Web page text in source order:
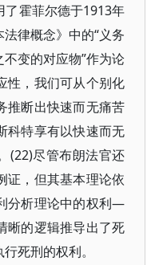
了霍菲尔德于1913年
律概念》中的“义务
变的对应物”作为论
性，我们可从个别化
推断出快速而无痛苦
科特享有以快速而无
(22)尽管布朗法官还
证，但其基本理论依
分析理论中的权利—
晰的逻辑推导出了死
死刑的权利。